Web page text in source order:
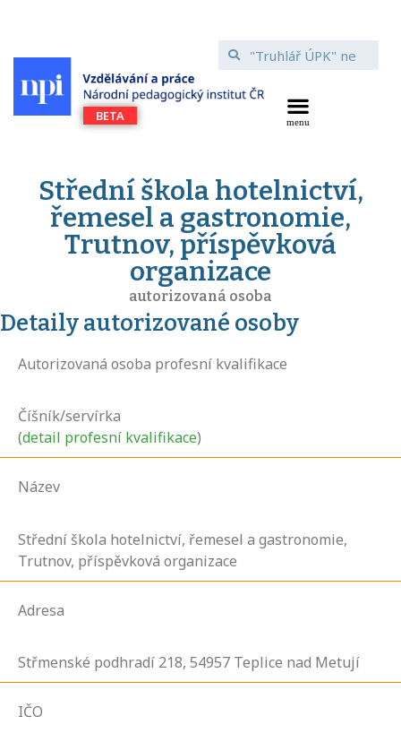
Střední škola hotelnictví,
řemesel a gastronomie,
Trutnov, příspěvková
organizace
autorizovaná osoba
Detaily autorizované osoby
Autorizovaná osoba profesní kvalifikace
Číšník/servírka
(detail profesní kvalifikace)
Název
Střední škola hotelnictví, řemesel a gastronomie,
Trutnov, příspěvková organizace
Adresa
Střmenské podhradí 218, 54957 Teplice nad Metují
IČO